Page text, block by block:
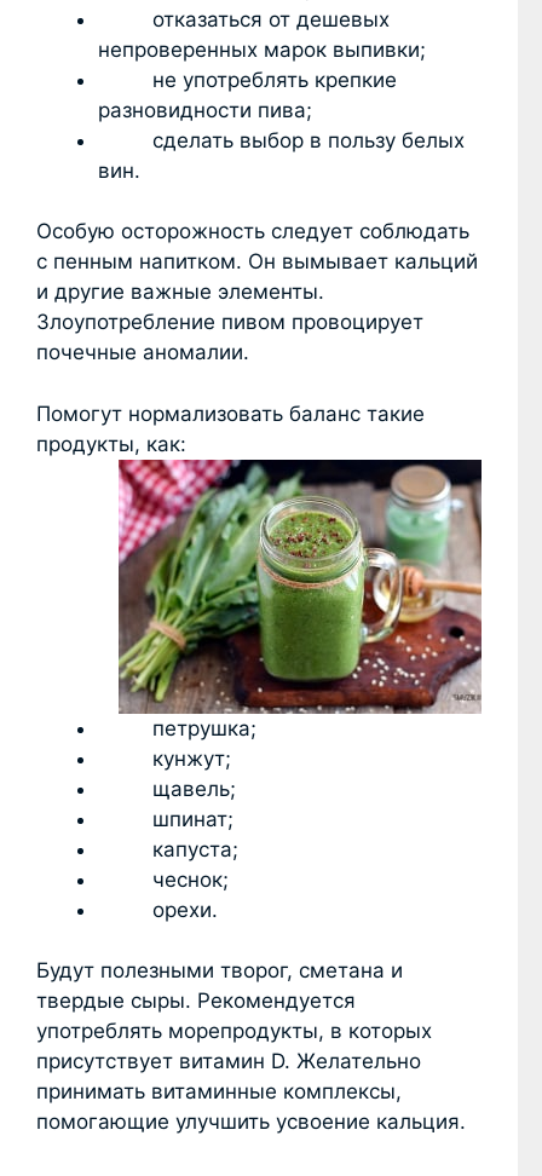
отказаться от дешевых
непроверенных марок выпивки;
не употреблять крепкие
разновидности пива;
сделать выбор в пользу белых
вин.
Особую осторожность следует соблюдать
с пенным напитком. Он вымывает кальций
и другие важные элементы.
Злоупотребление пивом провоцирует
почечные аномалии.
Помогут нормализовать баланс такие
продукты, как:
петрушка;
кунжут;
щавель;
шпинат;
капуста;
чеснок;
орехи.
Будут полезными творог, сметана и
твердые сыры. Рекомендуется
употреблять морепродукты, в которых
присутствует витамин D. Желательно
принимать витаминные комплексы,
помогающие улучшить усвоение кальция.